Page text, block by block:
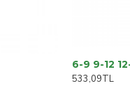
533,09TL